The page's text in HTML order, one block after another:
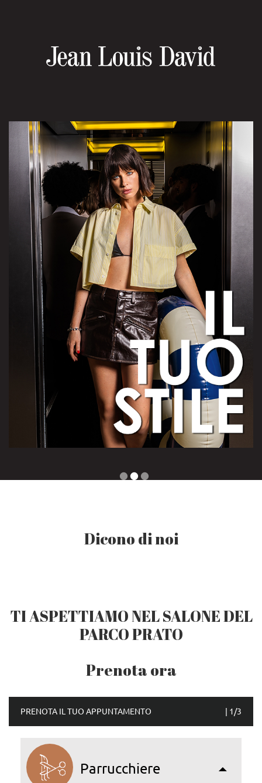
Dicono di noi
TI ASPETTIAMO NEL SALONE DEL
PARCO PRATO
Prenota ora